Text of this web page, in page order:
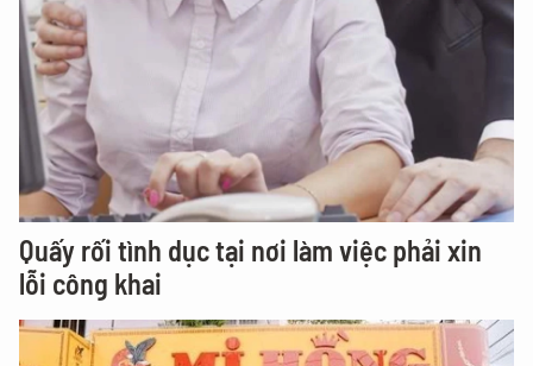
Quấy rối tình dục tại nơi làm việc phải xin
lỗi công khai